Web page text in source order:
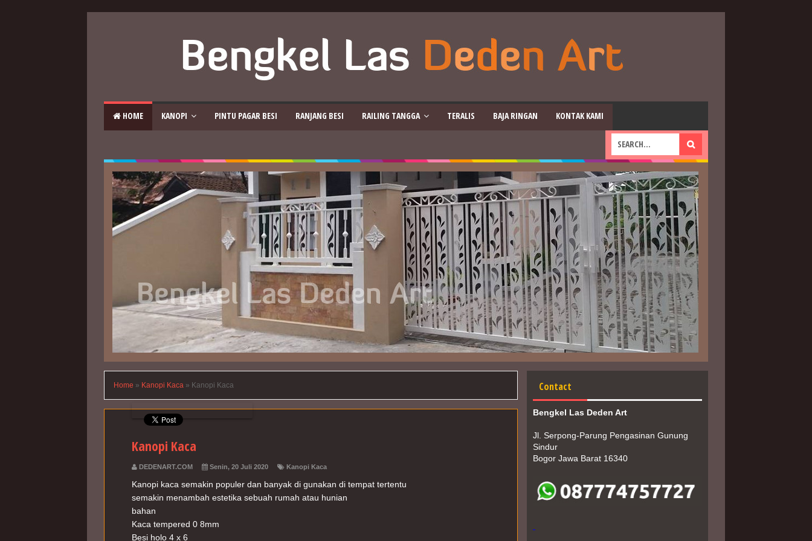
HOME KANOPI PINTU PAGAR BESI RANJANG BESI RAILING TANGGA TERALIS BAJA RINGAN KONTAK KAMI
Home » Kanopi Kaca » Kanopi Kaca
Kanopi Kaca
DEDENART.COM Senin, 20 Juli 2020 Kanopi Kaca
Kanopi kaca semakin populer dan banyak di gunakan di tempat tertentu
semakin menambah estetika sebuah rumah atau hunian
bahan
Kaca tempered 0 8mm
Besi holo 4 x 6
Contact
Bengkel Las Deden Art
Jl. Serpong-Parung Pengasinan Gunung
Sindur
Bogor Jawa Barat 16340